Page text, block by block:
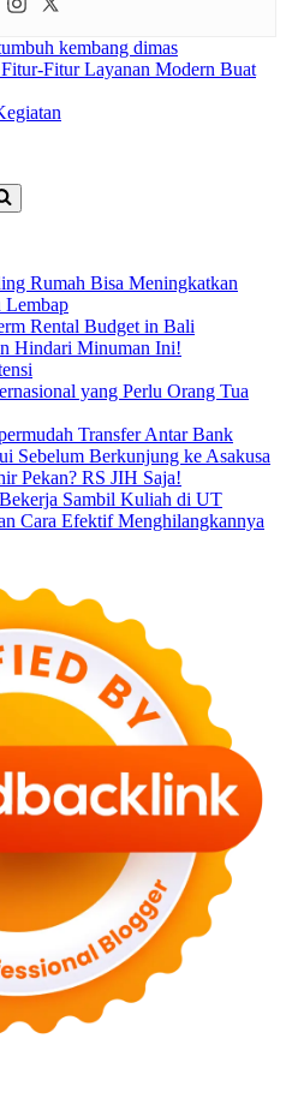
kembang dimas
Fitur Layanan Modern Buat
Rumah Bisa Meningkatkan
Lembap
Rental Budget in Bali
Hindari Minuman Ini!
yang Perlu Orang Tua
Transfer Antar Bank
Sebelum Berkunjung ke Asakusa
Pekan? RS JIH Saja!
Sambil Kuliah di UT
Cara Efektif Menghilangkannya